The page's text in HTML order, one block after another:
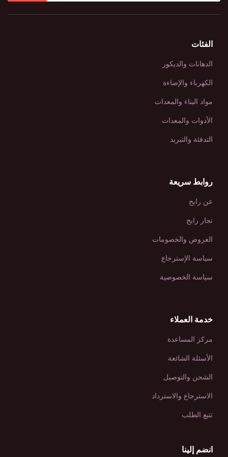
الفئات
الدهانات والديكور
الكهرباء والإضاءة
مواد البناء والمعدات
الأدوات والمعدات
التدفئة والتبريد
روابط سريعة
عن رابح
تجار رابح
العروض والخصومات
سياسة الإسترجاع
سياسة الخصوصية
خدمة العملاء
مركز المساعدة
الأسئلة الشائعة
الشحن والتوصيل
الاسترجاع والاسترداد
تتبع الطلب
انضم إلينا